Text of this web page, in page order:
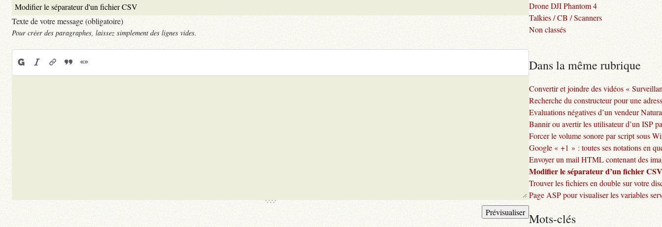
Texte de votre message (obligatoire)
Pour créer des paragraphes, laissez simplement des lignes vides.
Drone DJI Phantom 4
Talkies / CB / Scanners
Non classés
Dans la même rubrique
Convertir et joindre des vidéos «
Recherche du constructeur pour une
Evaluations négatives d’un vendeur
Bannir ou avertir les utilisateur d’un ISP
Forcer le volume sonore par script sous
Google « +1 » : toutes ses notations en
Envoyer un mail HTML contenant des
Modifier le séparateur d’un fichier CSV
Trouver les fichiers en double sur votre
Page ASP pour visualiser les variables
Mots-clés